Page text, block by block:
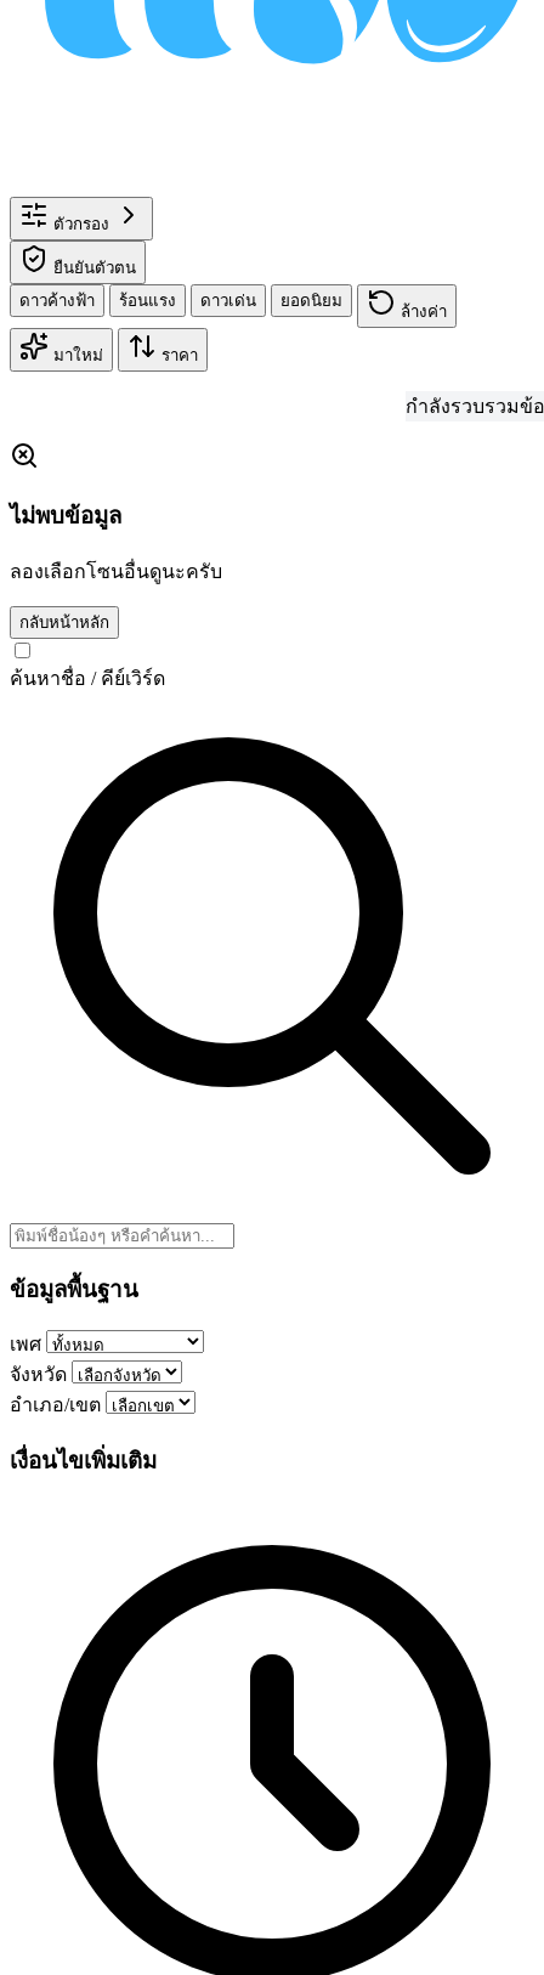
ตัวกรอง
ยืนยันตัวตน
ดาวค้างฟ้า
ร้อนแรง ดาวเด่น ยอดนิยม
ล้างค่า
มาใหม่ ราคา
ไม่พบข้อมูล
ลองเลือกโซนอื่นดูนะครับ
กลับหน้าหลัก
ค้นหาชื่อ / คีย์เวิร์ด
ข้อมูลพื้นฐาน
เพศ
จังหวัด
อำเภอ/เขต
เงื่อนไขเพิ่มเติม